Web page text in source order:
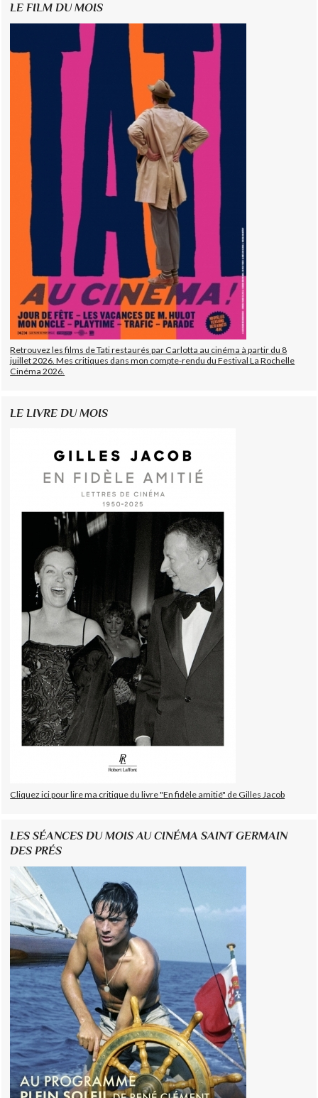
LE FILM DU MOIS
Retrouvez les films de Tati restaurés par Carlotta au cinéma à partir du 8
juillet 2026. Mes critiques dans mon compte-rendu du Festival La Rochelle
Cinéma 2026.
LE LIVRE DU MOIS
Cliquez ici pour lire ma critique du livre "En fidèle amitié" de Gilles Jacob
LES SÉANCES DU MOIS AU CINÉMA SAINT GERMAIN
DES PRÉS